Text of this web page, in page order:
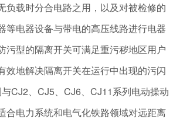
负载时分合电路之用，以及对被检修的
等电器设备与带电的高压线路进行电器
污型的隔离开关可满足重污秽地区用户
效地解决隔离开关在运行中出现的污闪
CJ2、CJ5、CJ6、CJ11系列电动操动
合电力系统和电气化铁路领域对远距离